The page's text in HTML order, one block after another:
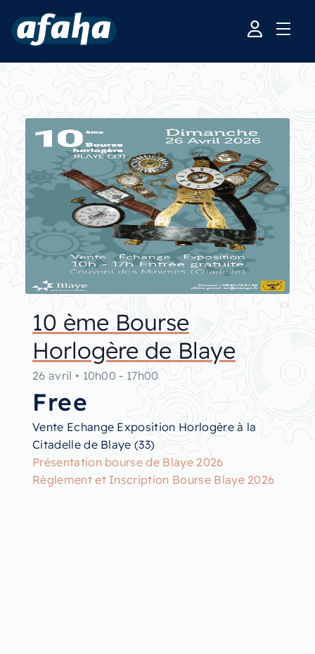
10 ème Bourse
Horlogère de Blaye
26 avril • 10h00 - 17h00
Free
Vente Echange Exposition Horlogère à la
Citadelle de Blaye (33)
Présentation bourse de Blaye 2026
Règlement et Inscription Bourse Blaye 2026